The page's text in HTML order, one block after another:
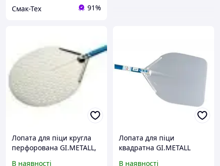
Смак-Тех 91%
Лопата для піци кругла
перфорована GI.METALL,
В наявності
Лопата для піци
квадратна GI.METALL
В наявності